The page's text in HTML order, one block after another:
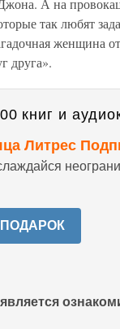
А на
так любят
женщина
друга».
книг и
Литрес